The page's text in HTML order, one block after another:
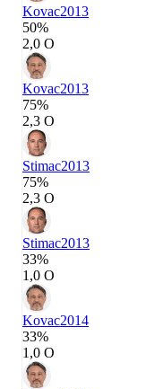
Kovac2013
50%
2,0 О
Kovac2013
75%
2,3 О
Stimac2013
75%
2,3 О
Stimac2013
33%
1,0 О
Kovac2014
33%
1,0 О